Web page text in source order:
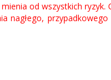
od wszystkich ryzyk.